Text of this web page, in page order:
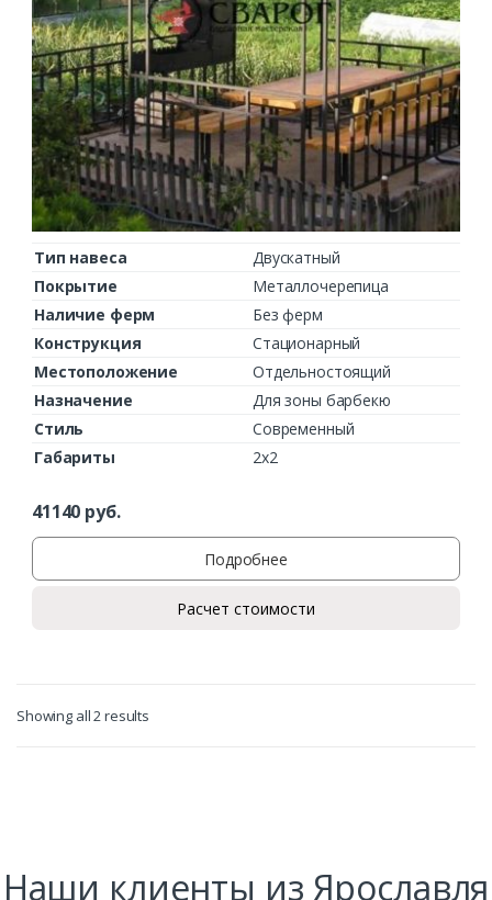
Тип навеса
Двускатный
Покрытие
Металлочерепица
Наличие ферм
Без ферм
Конструкция
Стационарный
Местоположение
Отдельностоящий
Назначение
Для зоны барбекю
Стиль
Современный
Габариты
2х2
41140 руб.
Подробнее
Расчет стоимости
Showing all 2 results
Наши клиенты из Ярославля